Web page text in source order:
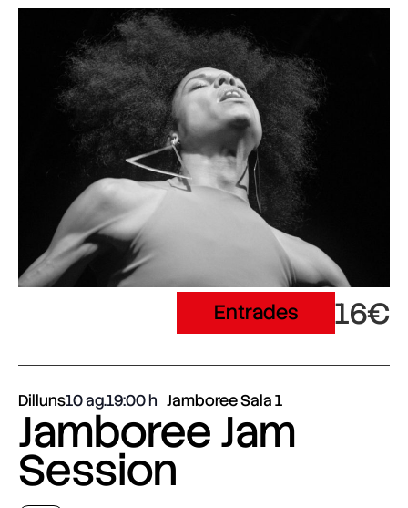
Entrades 16€
Dilluns10 ag.19:00 Jamboree Sala 1
Jamboree Jam
Session